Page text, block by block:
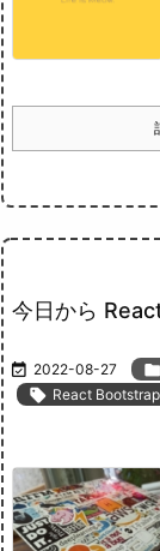
今日から
 2022-08-27 
 React Bootstrap